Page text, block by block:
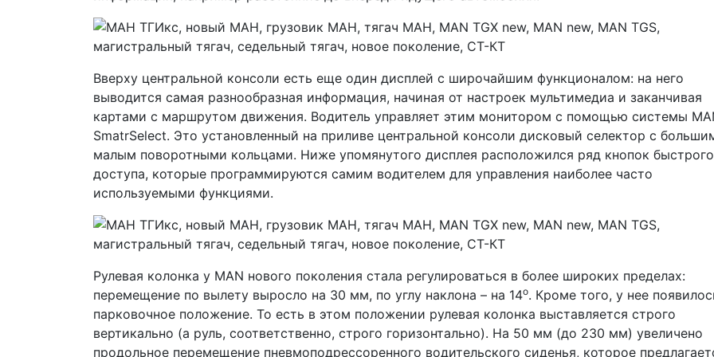
Вверху центральной консоли есть еще один дисплей с широчайшим функционалом: на него
выводится самая разнообразная информация, начиная от настроек мультимедиа и заканчивая
картами с маршрутом движения. Водитель управляет этим монитором с помощью системы
SmatrSelect. Это установленный на приливе центральной консоли дисковый селектор с
малым поворотными кольцами. Ниже упомянутого дисплея расположился ряд кнопок быстрого
доступа, которые программируются самим водителем для управления наиболее часто
используемыми функциями.
Рулевая колонка у MAN нового поколения стала регулироваться в более широких пределах:
перемещение по вылету выросло на 30 мм, по углу наклона – на 14о. Кроме того, у нее
парковочное положение. То есть в этом положении рулевая колонка выставляется строго
вертикально (а руль, соответственно, строго горизонтально). На 50 мм (до 230 мм) увеличено
продольное перемещение пневмоподрессоренного водительского сиденья, которое